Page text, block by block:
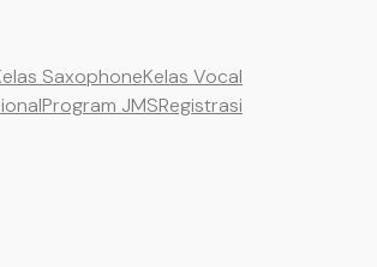
SaxophoneKelas Vocal
Program JMSRegistrasi